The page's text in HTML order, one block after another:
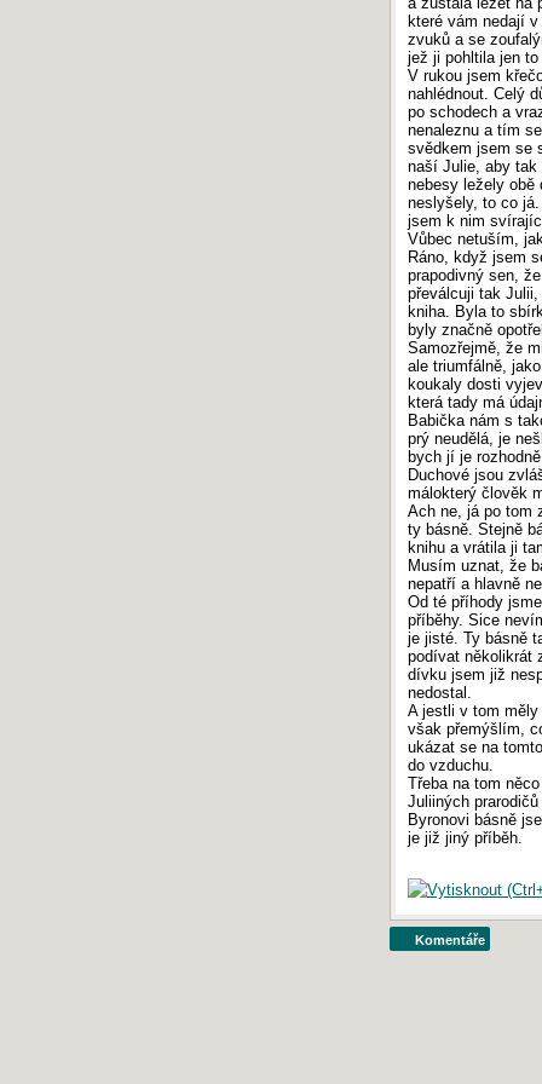
které vám nedají
zvuků a se
jež ji pohltila jen
V rukou jsem
nahlédnout. Celý
po schodech a
nenaleznu a tím
svědkem jsem se
naší Julie, aby
nebesy ležely obě
neslyšely, to co
jsem k nim
Vůbec netuším,
Ráno, když jsem
prapodivný sen,
převálcuji tak
kniha. Byla to
byly značně
Samozřejmě, že
ale triumfálně,
koukaly dosti
která tady má
Babička nám s
prý neudělá, je
bych jí je
Duchové jsou
málokterý člověk
Ach ne, já po tom
ty básně. Stejně
knihu a vrátila ji
Musím uznat, že
nepatří a hlavně
Od té příhody
příběhy. Sice
je jisté. Ty básně
podívat několikrát
dívku jsem již
nedostal.
A jestli v tom
však přemýšlím,
ukázat se na
do vzduchu.
Třeba na tom
Juliiných
Byronovi básně
je již jiný příběh.
Komentáře